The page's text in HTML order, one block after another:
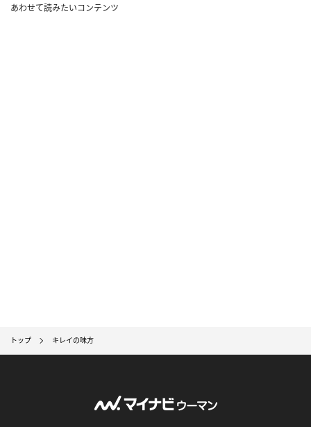
あわせて読みたいコンテンツ
トップ キレイの味方